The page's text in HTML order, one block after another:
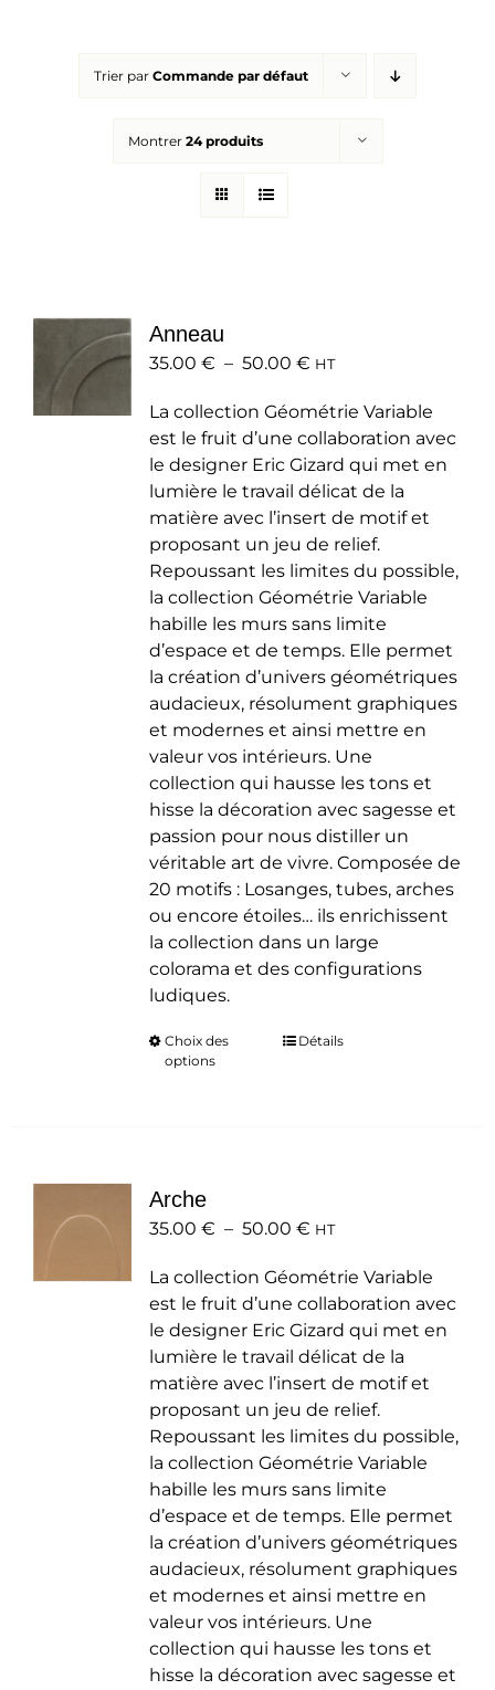
Trier par Commande par défaut
Montrer 24 produits
Anneau
35.00 € – 50.00 €Plage
prix :
35.00 €
à
50.00 €
HT
La collection Géométrie Variable
est le fruit d’une collaboration avec
le designer Eric Gizard qui met en
lumière le travail délicat de la
matière avec l’insert de motif et
proposant un jeu de relief.
Repoussant les limites du possible,
la collection Géométrie Variable
habille les murs sans limite
d’espace et de temps. Elle permet
la création d’univers géométriques
audacieux, résolument graphiques
et modernes et ainsi mettre en
valeur vos intérieurs. Une
collection qui hausse les tons et
hisse la décoration avec sagesse et
passion pour nous distiller un
véritable art de vivre. Composée de
20 motifs : Losanges, tubes, arches
ou encore étoiles… ils enrichissent
la collection dans un large
colorama et des configurations
ludiques.
Choix des
options
Ce
peuvent
choisies
sur
la
page
du
produit
Détails
Arche
35.00 € – 50.00 €Plage
prix :
35.00 €
à
50.00 €
HT
La collection Géométrie Variable
est le fruit d’une collaboration avec
le designer Eric Gizard qui met en
lumière le travail délicat de la
matière avec l’insert de motif et
proposant un jeu de relief.
Repoussant les limites du possible,
la collection Géométrie Variable
habille les murs sans limite
d’espace et de temps. Elle permet
la création d’univers géométriques
audacieux, résolument graphiques
et modernes et ainsi mettre en
valeur vos intérieurs. Une
collection qui hausse les tons et
hisse la décoration avec sagesse et